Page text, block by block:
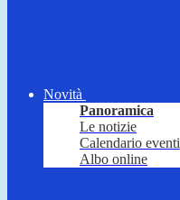
Novità
Panoramica
Le notizie
Calendario eventi
Albo online